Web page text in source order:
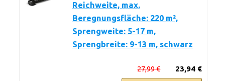
Reichweite, max.
Beregnungsfläche: 220 m²,
Sprengweite: 5-17 m,
Sprengbreite: 9-13 m, schwarz
23,94 €
27,99 €